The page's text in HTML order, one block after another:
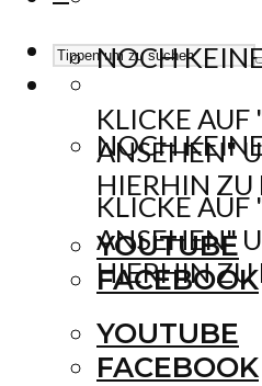
NOCH
KLICKE AUF
ANSEHEN"
HIERHIN ZU
YOUTUBE
FACEBOOK
NOCH
KLICKE AUF
ANSEHEN"
HIERHIN ZU
YOUTUBE
FACEBOOK